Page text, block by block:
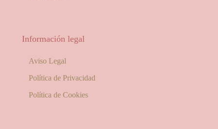
Información legal
Aviso Legal
Política de Privacidad
Política de Cookies